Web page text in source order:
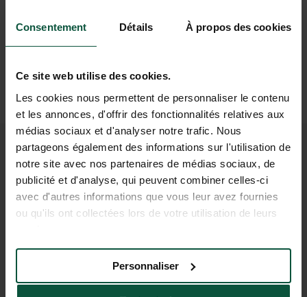
Consentement Détails À propos des cookies
Ce site web utilise des cookies.
Les cookies nous permettent de personnaliser le contenu
et les annonces, d'offrir des fonctionnalités relatives aux
médias sociaux et d'analyser notre trafic. Nous
partageons également des informations sur l'utilisation de
notre site avec nos partenaires de médias sociaux, de
publicité et d'analyse, qui peuvent combiner celles-ci
avec d'autres informations que vous leur avez fournies
ou qu'ils ont collectées lors de votre utilisation de leurs
Personnaliser
Puis
Voiture ou Taxi
(2h50)
REJOIGNEZ NOTRE
COMMUNAUTÉ
Pour être les premiers informés des actus et des